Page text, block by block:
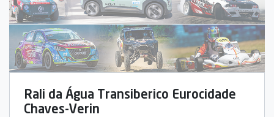
Rali da Água Transiberico Eurocidade
Chaves-Verin